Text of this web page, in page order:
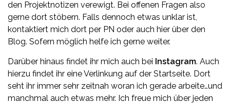
den Projektnotizen verewigt. Bei offenen Fragen also
gerne dort stöbern. Falls dennoch etwas unklar ist,
kontaktiert mich dort per PN oder auch hier über den
Blog. Sofern möglich helfe ich gerne weiter.
Darüber hinaus findet ihr mich auch bei Instagram. Auch
hierzu findet ihr eine Verlinkung auf der Startseite. Dort
seht ihr immer sehr zeitnah woran ich gerade arbeite…und
manchmal auch etwas mehr. Ich freue mich über jeden